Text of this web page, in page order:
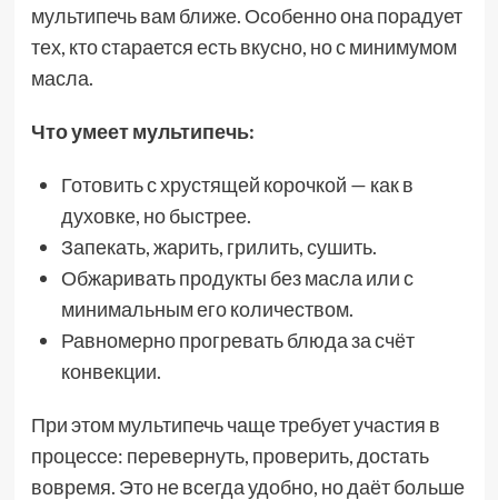
мультипечь вам ближе. Особенно она порадует
тех, кто старается есть вкусно, но с минимумом
масла.
Что умеет мультипечь:
Готовить с хрустящей корочкой — как в
духовке, но быстрее.
Запекать, жарить, грилить, сушить.
Обжаривать продукты без масла или с
минимальным его количеством.
Равномерно прогревать блюда за счёт
конвекции.
При этом мультипечь чаще требует участия в
процессе: перевернуть, проверить, достать
вовремя. Это не всегда удобно, но даёт больше